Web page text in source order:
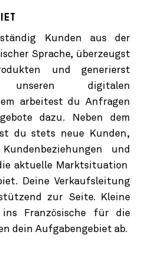
Kunden aus der
Sprache, überzeugst
und generierst
digitalen
arbeitest du Anfragen
dazu. Neben dem
du stets neue Kunden,
und
aktuelle Marktsituation
Deine Verkaufsleitung
zur Seite. Kleine
ins Französische für die
dein Aufgabengebiet ab.